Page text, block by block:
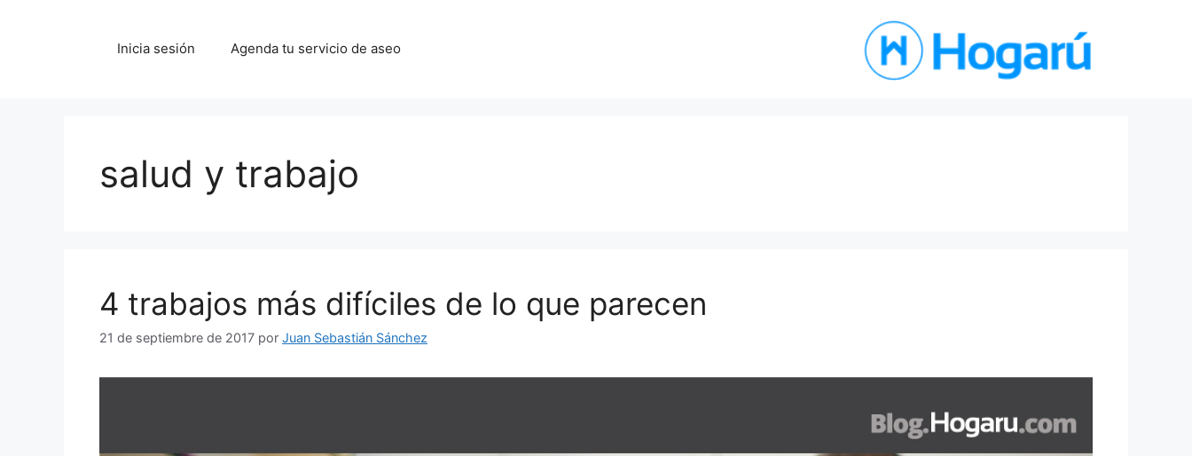
Inicia sesión Agenda tu servicio de aseo
salud y trabajo
4 trabajos más difíciles de lo que parecen
21 de septiembre de 2017 por Juan Sebastián Sánchez